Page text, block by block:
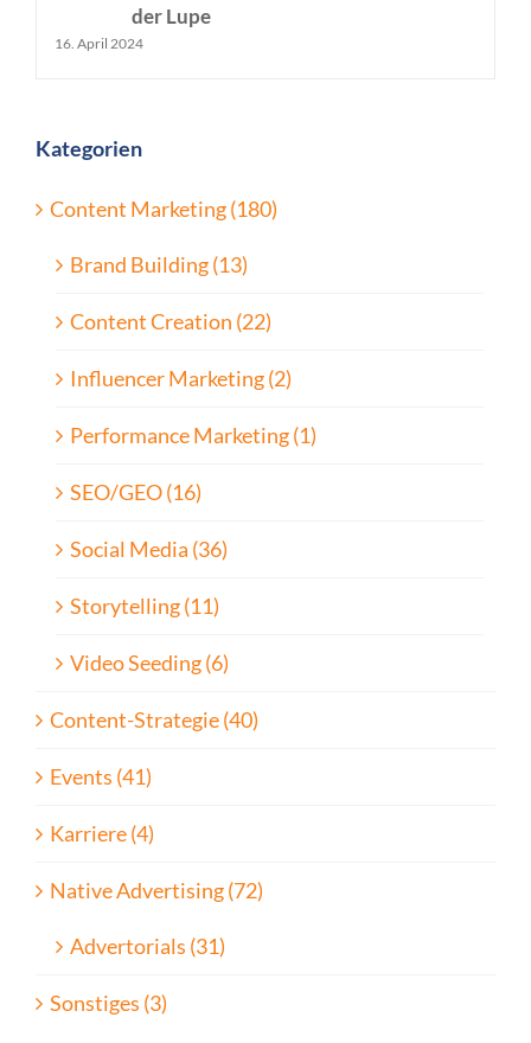
der Lupe
16. April 2024
Kategorien
Content Marketing (180)
Brand Building (13)
Content Creation (22)
Influencer Marketing (2)
Performance Marketing (1)
SEO/GEO (16)
Social Media (36)
Storytelling (11)
Video Seeding (6)
Content-Strategie (40)
Events (41)
Karriere (4)
Native Advertising (72)
Advertorials (31)
Sonstiges (3)